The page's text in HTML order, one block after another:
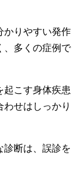
かりやすい発作
、多くの症例で
起こす身体疾患
せはしっかり
診断は、誤診を